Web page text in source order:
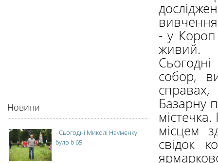
- у Короп
живий.
собор,
Базарну
місцем
свідок
Новини
-Сьогодні Миколі Науменку
було б 65